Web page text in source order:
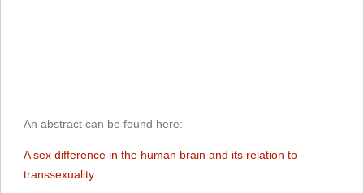
An abstract can be found here:
A sex difference in the human brain and its relation to
transsexuality